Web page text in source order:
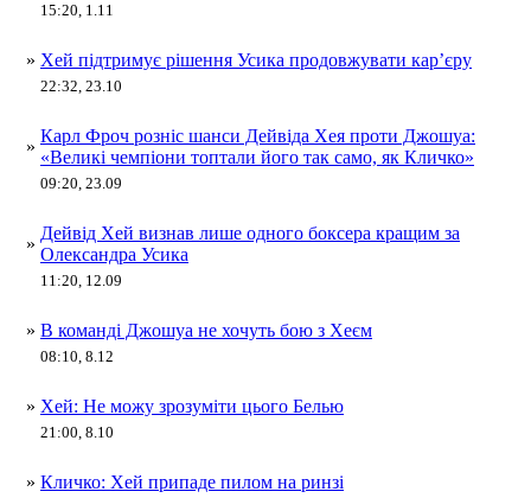
15:20, 1.11
» Хей підтримує рішення Усика продовжувати кар’єру
22:32, 23.10
»
Карл Фроч розніс шанси Дейвіда Хея проти Джошуа:
«Великі чемпіони топтали його так само, як Кличко»
09:20, 23.09
»
Дейвід Хей визнав лише одного боксера кращим за
Олександра Усика
11:20, 12.09
» В команді Джошуа не хочуть бою з Хеєм
08:10, 8.12
» Хей: Не можу зрозуміти цього Белью
21:00, 8.10
» Кличко: Хей припаде пилом на ринзі